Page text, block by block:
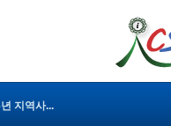
하고 ...
연합회...
지역사...